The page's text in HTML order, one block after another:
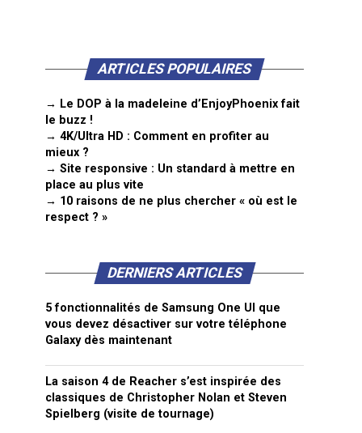
ARTICLES POPULAIRES
→ Le DOP à la madeleine d’EnjoyPhoenix fait
le buzz !
→ 4K/Ultra HD : Comment en profiter au
mieux ?
→ Site responsive : Un standard à mettre en
place au plus vite
→ 10 raisons de ne plus chercher « où est le
respect ? »
DERNIERS ARTICLES
5 fonctionnalités de Samsung One UI que
vous devez désactiver sur votre téléphone
Galaxy dès maintenant
La saison 4 de Reacher s’est inspirée des
classiques de Christopher Nolan et Steven
Spielberg (visite de tournage)